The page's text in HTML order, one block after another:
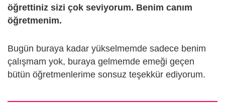
öğrettiniz sizi çok seviyorum. Benim canım
öğretmenim.
Bugün buraya kadar yükselmemde sadece benim
çalışmam yok, buraya gelmemde emeği geçen
bütün öğretmenlerime sonsuz teşekkür ediyorum.